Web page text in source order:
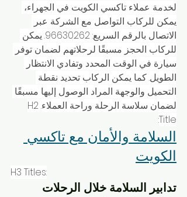
لخدمة عملاء تاكسي الكويت في الجهراء،
يمكن للركاب التواصل مع الشركة عبر
الاتصال بالرقم السريع: 96630262. يمكن
للركاب الحجز مسبقًا لرحلاتهم لضمان توفر
سيارة في الوقت المحدد وتفادي الانتظار
الطويل. كما يمكن الركاب تحديد نقطة
التحميل والوجهة المراد الوصول إليها مسبقًا
لضمان سلاسة الرحلة وراحة العملاء.H2
Title:
السلامة والأمان مع تاكسي
الكويت
H3 Titles:
تدابير السلامة خلال الرحلات